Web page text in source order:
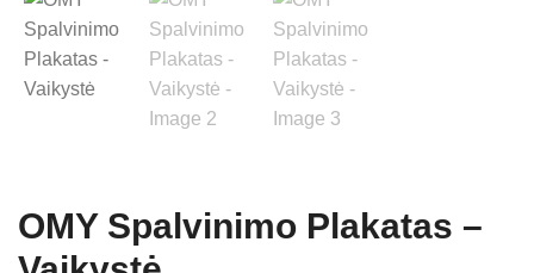
OMY Spalvinimo Plakatas –